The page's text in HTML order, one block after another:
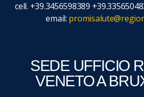
cell. +39.3456598389
email:
SEDE UFFICIO
VENETO A